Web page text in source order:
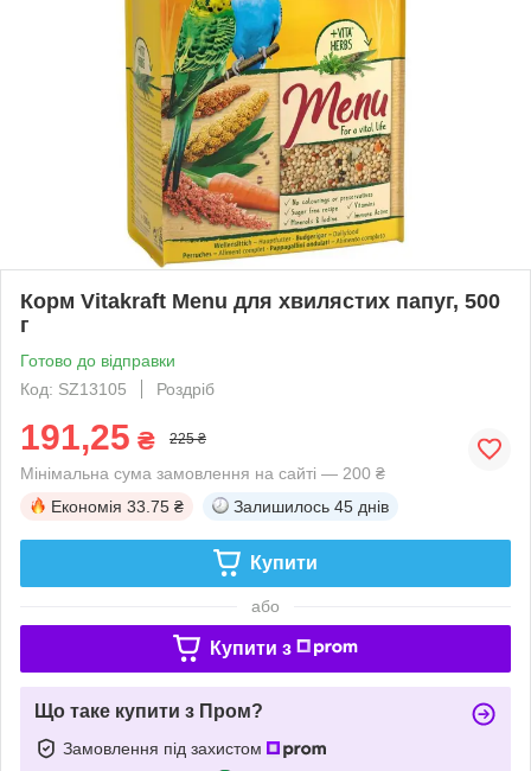
Корм Vitakraft Menu для хвилястих папуг, 500
г
Готово до відправки
Код: SZ13105
Роздріб
191,25 ₴ 225 ₴
Мінімальна сума замовлення на сайті — 200 ₴
Економія 33.75 ₴ Залишилось 45 днів
Купити
або
Купити з
Що таке купити з Пром?
Замовлення під захистом